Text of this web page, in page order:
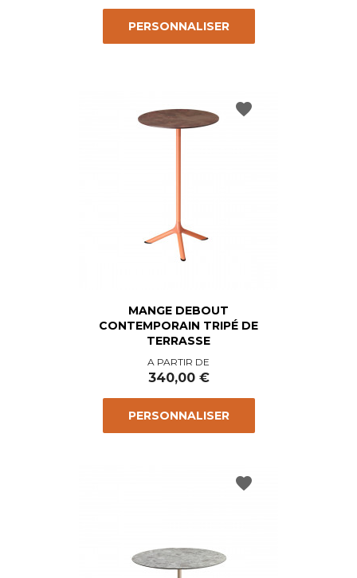
PERSONNALISER
MANGE DEBOUT
CONTEMPORAIN TRIPÉ DE
TERRASSE
Prix
A PARTIR DE
340,00 €
PERSONNALISER
favorite
favorite